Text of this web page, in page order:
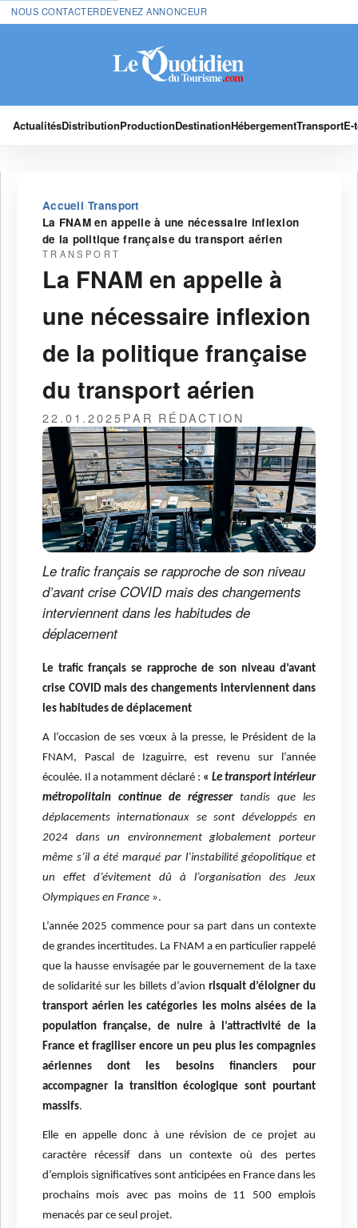
NOUS CONTACTERDEVENEZ ANNONCEUR
ActualitésDistributionProductionDestinationHébergementTransport
Accueil›Transport ›
La FNAM en appelle à une nécessaire inflexion
de la politique française du transport aérien
TRANSPORT
La FNAM en appelle à
une nécessaire inflexion
de la politique française
du transport aérien
22.01.2025PAR RÉDACTION
Le trafic français se rapproche de son niveau
d’avant crise COVID mais des changements
interviennent dans les habitudes de
déplacement
Le trafic français se rapproche de son niveau d’avant
crise COVID mais des changements interviennent dans
les habitudes de déplacement
A l’occasion de ses vœux à la presse, le Président de la
FNAM, Pascal de Izaguirre, est revenu sur l’année
écoulée. Il a notamment déclaré : « Le transport intérieur
métropolitain continue de régressertandis que les
déplacements internationaux se sont développés en
2024 dans un environnement globalement porteur
même s’il a été marqué par l’instabilité géopolitique et
un effet d’évitement dû à l’organisation des Jeux
Olympiques en France ».
L’année 2025 commence pour sa part dans un contexte
de grandes incertitudes. La FNAM a en particulier rappelé
que la hausse envisagée par le gouvernement de la taxe
de solidarité sur les billets d’avion risquait d’éloigner du
transport aérien les catégories les moins aisées de la
population française, de nuire à l’attractivité de la
France et fragiliser encore un peu plus les compagnies
aériennes dont les besoins financiers pour
accompagner la transition écologique sont pourtant
massifs.
Elle en appelle donc à une révision de ce projet au
caractère récessif dans un contexte où des pertes
d’emplois significatives sont anticipées en France dans les
prochains mois avec pas moins de 11 500 emplois
menacés par ce seul projet.